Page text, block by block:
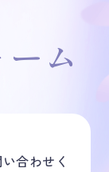
ム
合わせく